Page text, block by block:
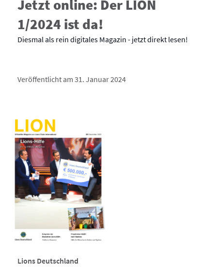
Jetzt online: Der LION
1/2024 ist da!
Diesmal als rein digitales Magazin - jetzt direkt lesen!
Veröffentlicht am 31. Januar 2024
Lions Deutschland